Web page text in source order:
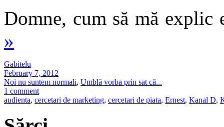
Domne, cum să mă explic
»
Gabitelu
February 7, 2012
Noi nu suntem normali, Umblă vorba prin sat că...
1 comment
audienta, cercetari de marketing, cercetari de piata, Ernest, Kanal D,